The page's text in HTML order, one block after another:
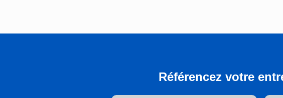
Référencez votre